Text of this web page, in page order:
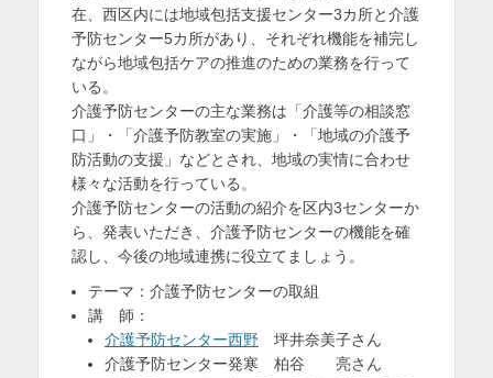
在、西区内には地域包括支援センター3カ所と介護
予防センター5カ所があり、それぞれ機能を補完し
ながら地域包括ケアの推進のための業務を行って
いる。
介護予防センターの主な業務は「介護等の相談窓
口」・「介護予防教室の実施」・「地域の介護予
防活動の支援」などとされ、地域の実情に合わせ
様々な活動を行っている。
介護予防センターの活動の紹介を区内3センターか
ら、発表いただき、介護予防センターの機能を確
認し、今後の地域連携に役立てましょう。
テーマ：介護予防センターの取組
講 師：
介護予防センター西野 坪井奈美子さん
介護予防センター発寒 柏谷 亮さん